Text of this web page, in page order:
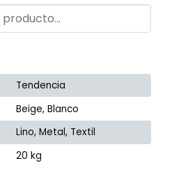
Tendencia
Beige, Blanco
Lino, Metal, Textil
20 kg